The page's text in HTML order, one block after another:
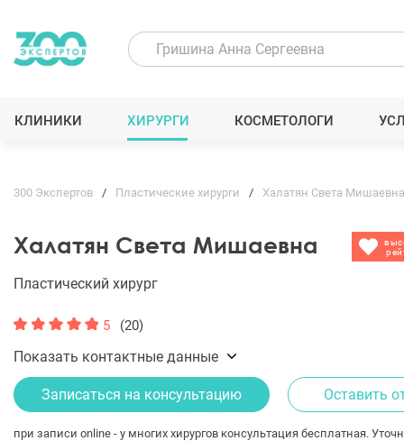
КЛИНИКИ ХИРУРГИ КОСМЕТОЛОГИ
300 Экспертов Пластические хирурги Халатян Света Мишаевна
Халатян Света Мишаевна
Пластический хирург
5 (20)
Показать контактные данные
Записаться на консультацию Оставить
при записи online - у многих хирургов консультация бесплатная.